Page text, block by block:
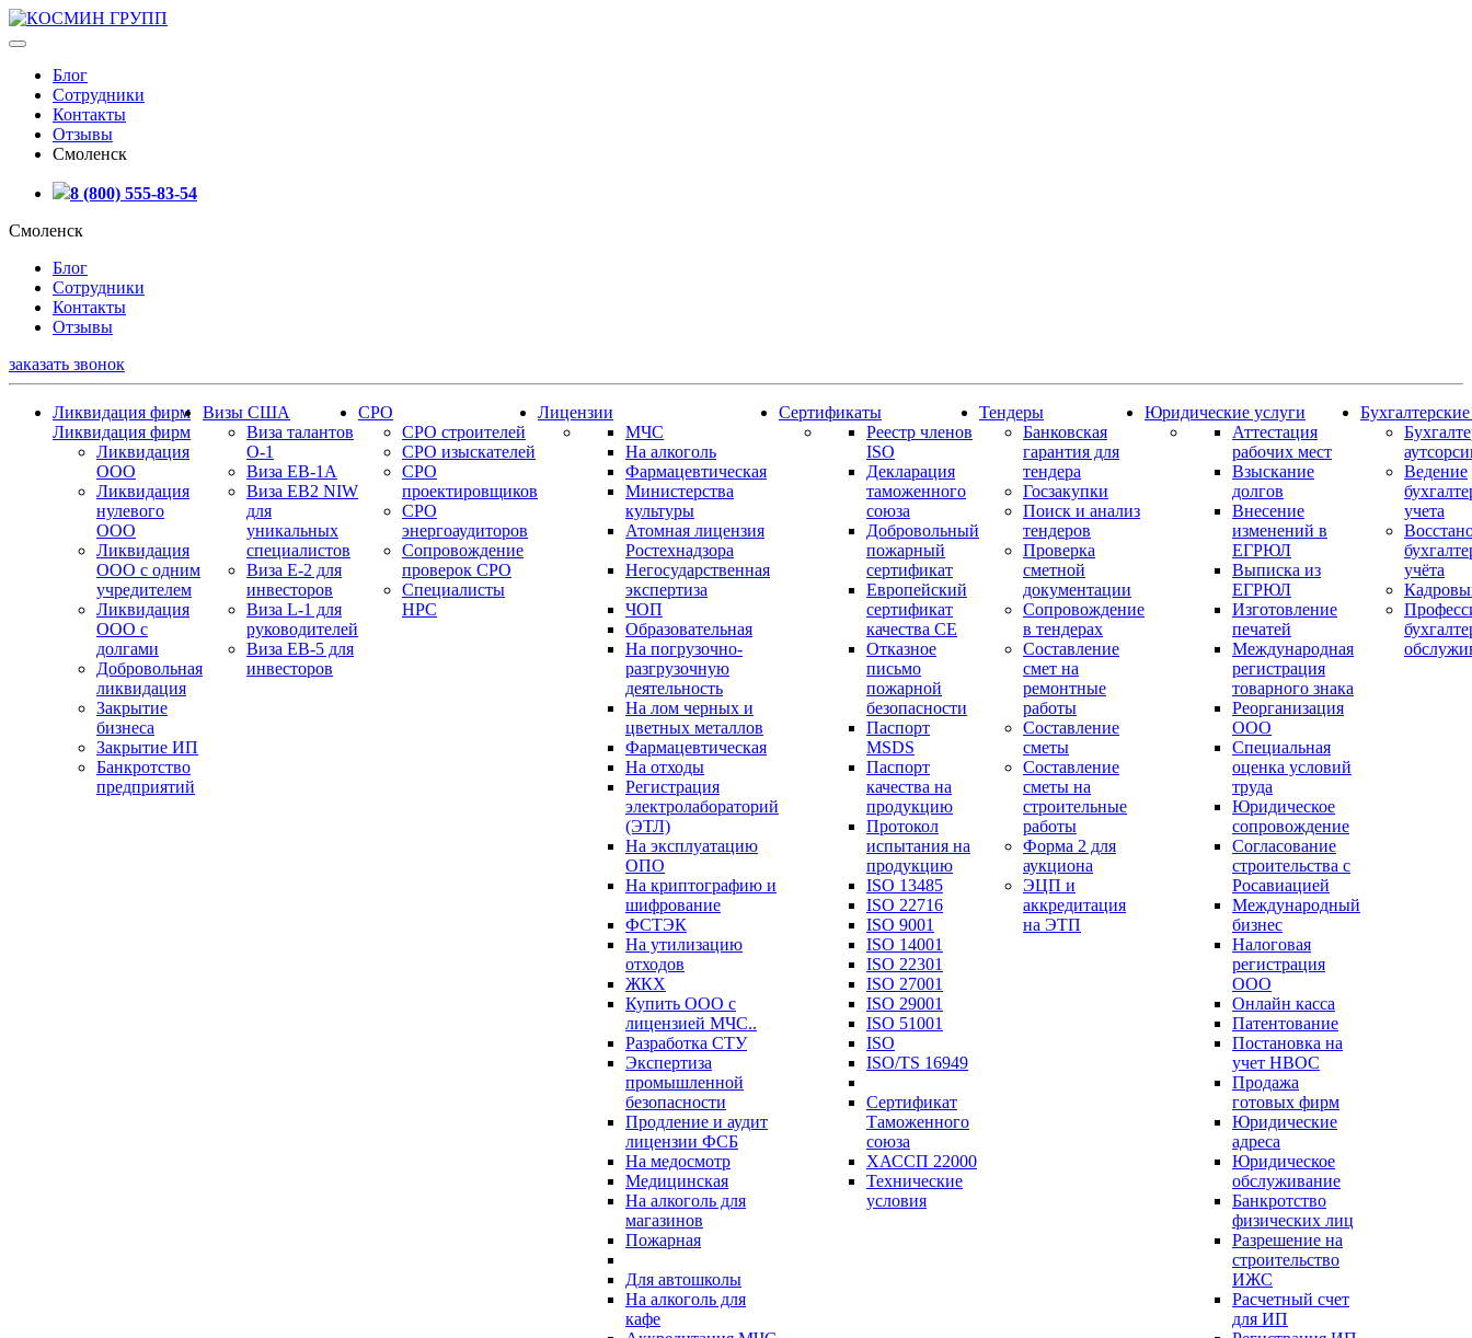
Блог
Сотрудники
Контакты
Отзывы
Смоленск
8 (800) 555-83-54
Смоленск
Блог
Сотрудники
Контакты
Отзывы
заказать звонок
Ликвидация фирм
Ликвидация фирм
Ликвидация
ООО
Ликвидация
нулевого
ООО
Ликвидация
ООО с одним
учредителем
Ликвидация
ООО с
долгами
Добровольная
ликвидация
Закрытие
бизнеса
Закрытие ИП
Банкротство
предприятий
Визы США
Виза талантов
О-1
Виза EB-1A
Виза EB2 NIW
для
уникальных
специалистов
Виза E-2 для
инвесторов
Виза L-1 для
руководителей
Виза EB-5 для
инвесторов
СРО
СРО строителей
СРО изыскателей
СРО
проектировщиков
СРО
энергоаудиторов
Сопровождение
проверок СРО
Специалисты
НРС
Лицензии
МЧС
На алкоголь
Фармацевтическая
Министерства
культуры
Атомная лицензия
Ростехнадзора
Негосударственная
экспертиза
ЧОП
Образовательная
На погрузочно-
разгрузочную
деятельность
На лом черных и
цветных металлов
Фармацевтическая
На отходы
Регистрация
электролабораторий
(ЭТЛ)
На эксплуатацию
ОПО
На криптографию и
шифрование
ФСТЭК
На утилизацию
отходов
ЖКХ
Купить ООО с
лицензией МЧС..
Разработка СТУ
Экспертиза
промышленной
безопасности
Продление и аудит
лицензии ФСБ
На медосмотр
Медицинская
На алкоголь для
магазинов
Пожарная
Для автошколы
На алкоголь для
кафе
Сертификаты
Реестр членов
ISO
Декларация
таможенного
союза
Добровольный
пожарный
сертификат
Европейский
сертификат
качества СЕ
Отказное
письмо
пожарной
безопасности
Паспорт
МSDS
Паспорт
качества на
продукцию
Протокол
испытания на
продукцию
ISO 13485
ISO 22716
ISO 9001
ISO 14001
ISO 22301
ISO 27001
ISO 29001
ISO 51001
ISO
ISO/TS 16949
Сертификат
Таможенного
союза
ХАССП 22000
Технические
условия
Тендеры
Банковская
гарантия для
тендера
Госзакупки
Поиск и анализ
тендеров
Проверка
сметной
документации
Сопровождение
в тендерах
Составление
смет на
ремонтные
работы
Составление
сметы
Составление
сметы на
строительные
работы
Форма 2 для
аукциона
ЭЦП и
аккредитация
на ЭТП
Юридические услуги
Аттестация
рабочих мест
Взыскание
долгов
Внесение
изменений в
ЕГРЮЛ
Выписка из
ЕГРЮЛ
Изготовление
печатей
Международная
регистрация
товарного знака
Реорганизация
ООО
Специальная
оценка условий
труда
Юридическое
сопровождение
Согласование
строительства с
Росавиацией
Международный
бизнес
Налоговая
регистрация
ООО
Онлайн касса
Патентование
Постановка на
учет НВОС
Продажа
готовых фирм
Юридические
адреса
Юридическое
обслуживание
Банкротство
физических лиц
Разрешение на
строительство
ИЖС
Расчетный счет
для ИП
Ведение
учета
учёта